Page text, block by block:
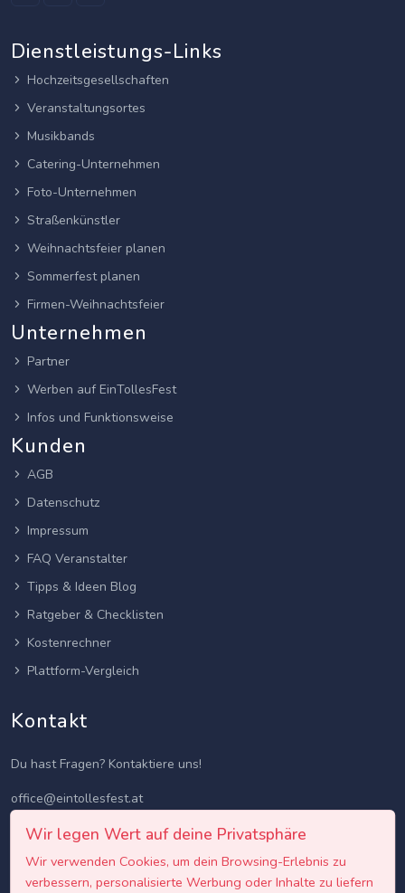
Dienstleistungs-Links
Hochzeitsgesellschaften
Veranstaltungsortes
Musikbands
Catering-Unternehmen
Foto-Unternehmen
Straßenkünstler
Weihnachtsfeier planen
Sommerfest planen
Firmen-Weihnachtsfeier
Unternehmen
Partner
Werben auf EinTollesFest
Infos und Funktionsweise
Kunden
AGB
Datenschutz
Impressum
FAQ Veranstalter
Tipps & Ideen Blog
Ratgeber & Checklisten
Kostenrechner
Plattform-Vergleich
Kontakt
Du hast Fragen? Kontaktiere uns!
office@eintollesfest.at
Wir legen Wert auf deine Privatsphäre
Wir verwenden Cookies, um dein Browsing-Erlebnis zu
verbessern, personalisierte Werbung oder Inhalte zu liefern